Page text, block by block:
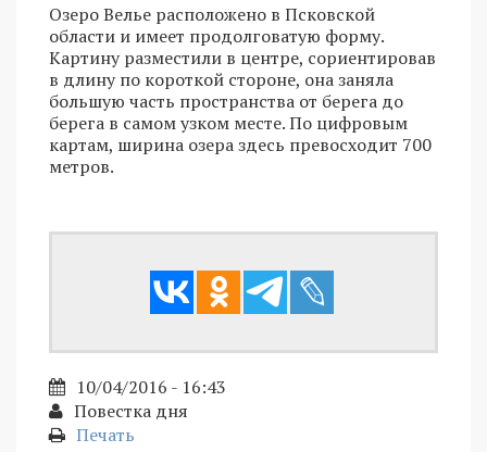
Озеро Велье расположено в Псковской
области и имеет продолговатую форму.
Картину разместили в центре, сориентировав
в длину по короткой стороне, она заняла
большую часть пространства от берега до
берега в самом узком месте. По цифровым
картам, ширина озера здесь превосходит 700
метров.
10/04/2016 - 16:43
Повестка дня
Печать